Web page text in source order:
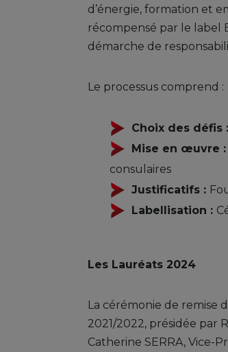
d’énergie, formation et
récompensé par le label
démarche de
Le processus comprend :
Choix des défis :
Mise en œuvre :
consulaires
Justificatifs :
Labellisation :
Les Lauréats 2024
La cérémonie de remise
2021/2022, présidée par
Catherine SERRA, Vice-